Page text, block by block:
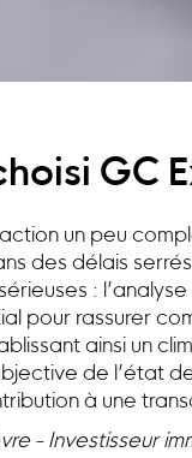
GC
un peu
des délais
:
pour rassurer
ainsi un
de l’état
à une
- Investisseur